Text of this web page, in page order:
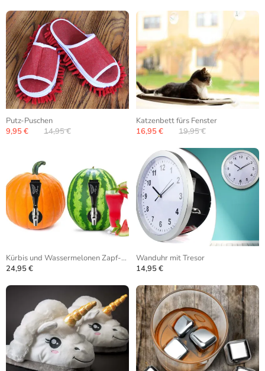
Putz-Puschen
9,95 €
14,95 €
Katzenbett fürs Fenster
16,95 €
19,95 €
Kürbis und Wassermelonen Zapf-Anlage
24,95 €
Wanduhr mit Tresor
14,95 €